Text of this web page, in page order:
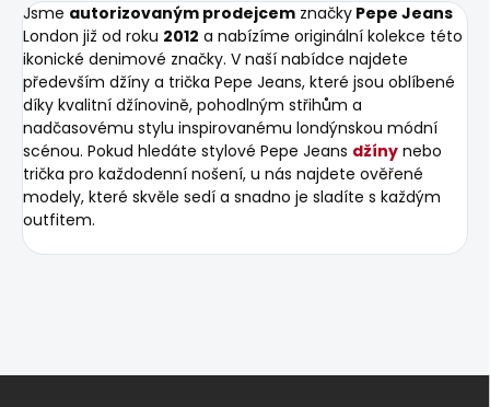
Jsme autorizovaným prodejcem značky Pepe Jeans
London již od roku 2012 a nabízíme originální kolekce této
ikonické denimové značky. V naší nabídce najdete
především džíny a trička Pepe Jeans, které jsou oblíbené
díky kvalitní džínovině, pohodlným střihům a
nadčasovému stylu inspirovanému londýnskou módní
scénou. Pokud hledáte stylové Pepe Jeans džíny nebo
trička pro každodenní nošení, u nás najdete ověřené
modely, které skvěle sedí a snadno je sladíte s každým
outfitem.
Z